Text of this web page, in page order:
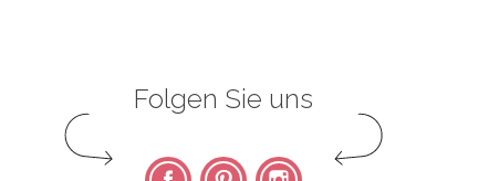
Folgen Sie uns
FacebookPinterest Instagram